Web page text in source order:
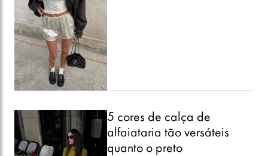
5 cores de calça de
alfaiataria tão versáteis
quanto o preto